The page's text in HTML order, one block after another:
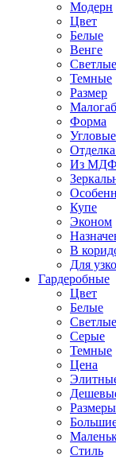
Модерн
Цвет
Белые
Венге
Светлые
Темные
Размер
Форма
Угловые
Из МДФ
Купе
Эконом
В
Для
Гардеробные
Цвет
Белые
Светлые
Серые
Темные
Цена
Размеры
Стиль